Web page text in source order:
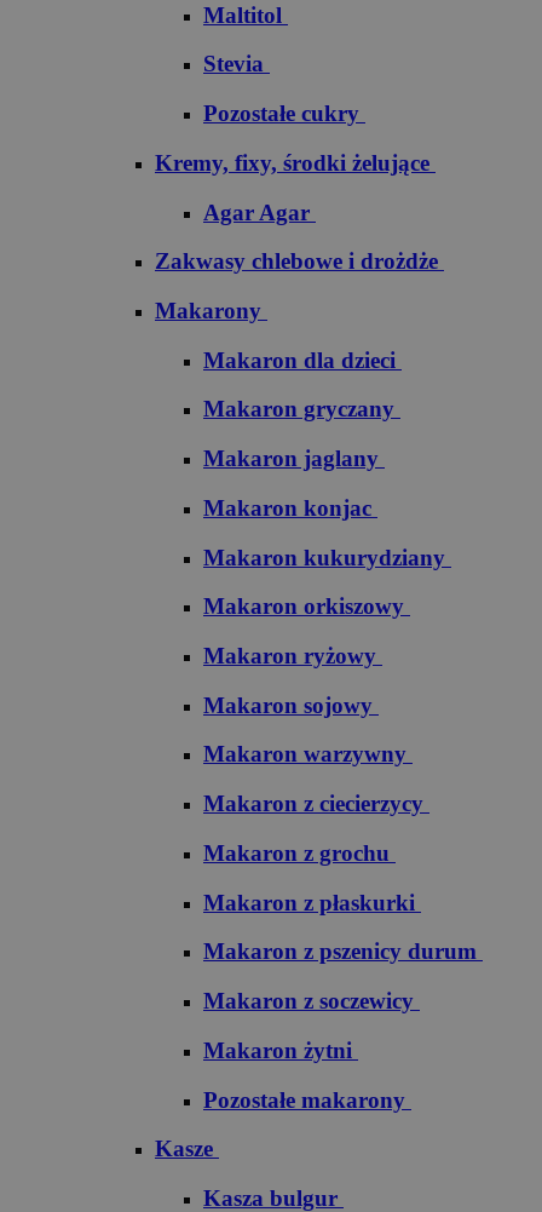
Maltitol
Stevia
Pozostałe cukry
Kremy, fixy, środki żelujące
Agar Agar
Zakwasy chlebowe i drożdże
Makarony
Makaron dla dzieci
Makaron gryczany
Makaron jaglany
Makaron konjac
Makaron kukurydziany
Makaron orkiszowy
Makaron ryżowy
Makaron sojowy
Makaron warzywny
Makaron z ciecierzycy
Makaron z grochu
Makaron z płaskurki
Makaron z pszenicy durum
Makaron z soczewicy
Makaron żytni
Pozostałe makarony
Kasze
Kasza bulgur